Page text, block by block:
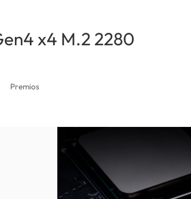
x4 M.2 2280
Premios